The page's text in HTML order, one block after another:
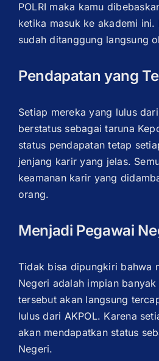
POLRI maka kamu
ketika masuk ke akademi ini.
sudah ditanggung langsung
Pendapatan yang
Setiap mereka yang lulus
berstatus sebagai taruna
status pendapatan tetap
jenjang karir yang jelas.
keamanan karir yang
orang.
Menjadi Pegawai
Tidak bisa dipungkiri bahwa
Negeri adalah impian
tersebut akan langsung
lulus dari AKPOL. Karena
akan mendapatkan status
Negeri.